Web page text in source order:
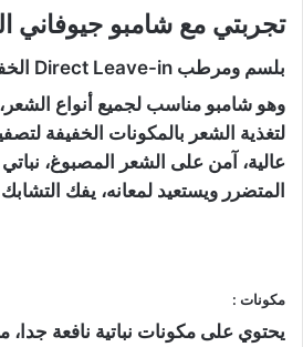
تجربتي مع شامبو جيوفاني
بلسم ومرطب Direct Leave-in الخفيف :
وهو شامبو مناسب لجميع أنواع الشعر،
لتغذية الشعر بالمكونات الخفيفة
المتضرر ويستعيد لمعانه، يفك
مكونات :
يحتوي على مكونات نباتية نافعة